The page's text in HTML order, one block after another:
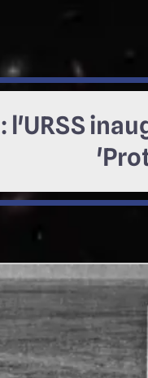
l'URSS